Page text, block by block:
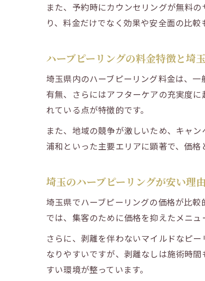
また、予約時にカウンセリングが無料
り、料金だけでなく効果や安全面の比
ハーブピーリングの料金特徴と埼
埼玉県内のハーブピーリング料金は、
有無、さらにはアフターケアの充実度
れている点が特徴的です。
また、地域の競争が激しいため、キャ
浦和といった主要エリアに顕著で、価
埼玉のハーブピーリングが安い理
埼玉県でハーブピーリングの価格が比
では、集客のために価格を抑えたメニ
さらに、剥離を伴わないマイルドなピ
なりやすいですが、剥離なしは施術時
すい環境が整っています。